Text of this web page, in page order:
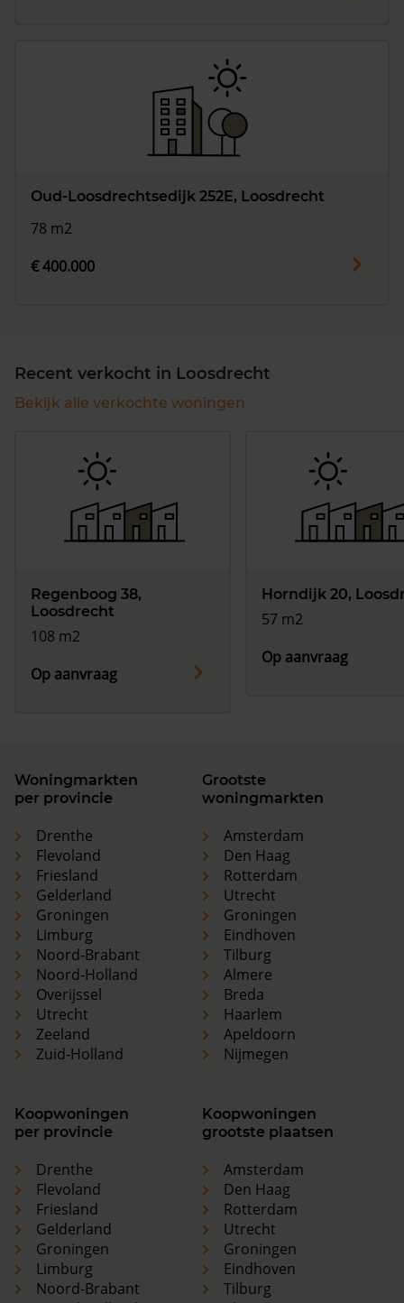
Oud-Loosdrechtsedijk 252E, Loosdrecht
78 m2
€ 400.000
Recent verkocht in Loosdrecht
Bekijk alle verkochte woningen
Regenboog 38,
Loosdrecht
108 m2
Op aanvraag
Horndijk 20,
57 m2
Op aanvraag
Woningmarkten
per provincie
Drenthe
Flevoland
Friesland
Gelderland
Groningen
Limburg
Noord-Brabant
Noord-Holland
Overijssel
Utrecht
Zeeland
Zuid-Holland
Grootste
woningmarkten
Amsterdam
Den Haag
Rotterdam
Utrecht
Groningen
Eindhoven
Tilburg
Almere
Breda
Haarlem
Apeldoorn
Nijmegen
Koopwoningen
per provincie
Drenthe
Flevoland
Friesland
Gelderland
Groningen
Limburg
Noord-Brabant
Koopwoningen
grootste plaatsen
Amsterdam
Den Haag
Rotterdam
Utrecht
Groningen
Eindhoven
Tilburg